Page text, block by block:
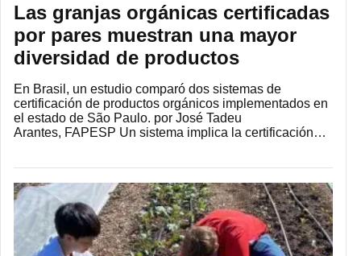
Las granjas orgánicas certificadas
por pares muestran una mayor
diversidad de productos
En Brasil, un estudio comparó dos sistemas de
certificación de productos orgánicos implementados en
el estado de São Paulo. por José Tadeu
Arantes, FAPESP Un sistema implica la certificación…